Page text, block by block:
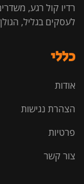
רדיו קול רגע,
לעסקים בגליל,
כללי
אודות
הצהרת נגישות
פרטיות
צור קשר